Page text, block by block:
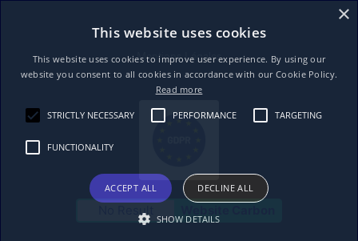
Mentions Légales
No Result
×
This website uses cookies
This website uses cookies to improve user experience. By using our
website you consent to all cookies in accordance with our Cookie Policy.
Read more
STRICTLY NECESSARY PERFORMANCE TARGETING
FUNCTIONALITY
ACCEPT ALL DECLINE ALL
SHOW DETAILS